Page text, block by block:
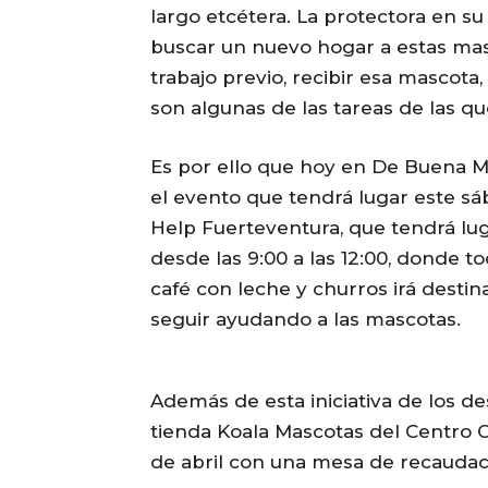
largo etcétera. La protectora en
buscar un nuevo hogar a estas
trabajo previo, recibir esa
son algunas de las tareas de las
Es por ello que hoy en De Buena
el evento que tendrá lugar este
Help Fuerteventura, que tendrá
desde las 9:00 a las 12:00, donde
café con leche y churros irá
seguir ayudando a las mascotas.
Además de esta iniciativa de los
tienda Koala Mascotas del Centro
de abril con una mesa de